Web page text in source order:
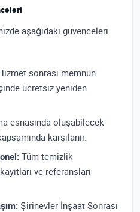
aşağıdaki güvenceleri
sonrası memnun
ücretsiz yeniden
esnasında oluşabilecek
karşılanır.
Tüm temizlik
ve referansları
Şirinevler İnşaat Sonrası